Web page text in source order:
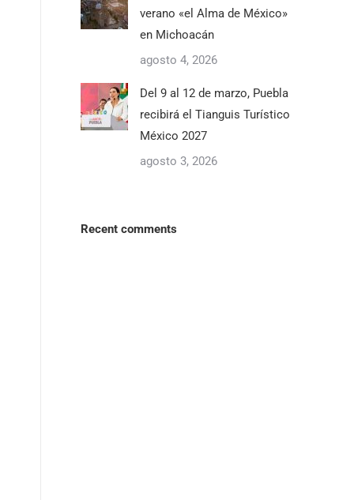
verano «el Alma de México»
en Michoacán
agosto 4, 2026
Del 9 al 12 de marzo, Puebla
recibirá el Tianguis Turístico
México 2027
agosto 3, 2026
Recent comments